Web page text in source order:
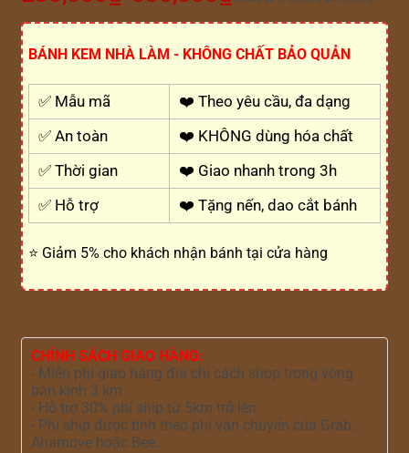
BÁNH KEM NHÀ LÀM - KHÔNG CHẤT BẢO QUẢN
✅ Mẫu mã
❤️ Theo yêu cầu, đa dạng
✅ An toàn
❤️ KHÔNG dùng hóa chất
✅ Thời gian
❤️ Giao nhanh trong 3h
✅ Hỗ trợ
❤️ Tặng nến, dao cắt bánh
⭐ Giảm 5% cho khách nhận bánh tại cửa hàng
CHÍNH SÁCH GIAO HÀNG:
- Miễn phí giao hàng địa chỉ cách shop trong vòng
bán kính 3 km
- Hỗ trợ 30% phí ship từ 5km trở lên.
- Phí ship được tính theo phí vận chuyển của Grab,
Ahamove hoặc Bee.